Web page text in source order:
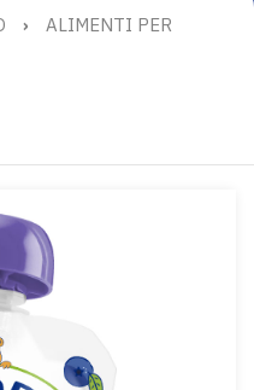
›
ALIMENTI PER